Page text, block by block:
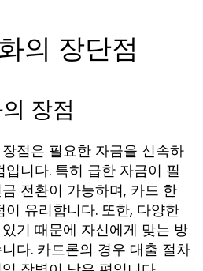
의 장단점
장점
점은 필요한 자금을 신속하
니다. 특히 급한 자금이 필
전환이 가능하며, 카드 한
유리합니다. 또한, 다양한
기 때문에 자신에게 맞는 방
다. 카드론의 경우 대출 절차